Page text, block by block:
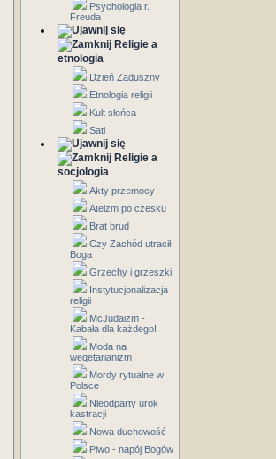
Psychologia r.
Freuda
Religie a
etnologia
Dzień Zaduszny
Etnologia religii
Kult słońca
Sati
Religie a
socjologia
Akty przemocy
Ateizm po czesku
Brat brud
Czy Zachód utracił
Boga
Grzechy i grzeszki
Instytucjonalizacja
religii
McJudaizm -
Kabała dla każdego!
Moda na
wegetarianizm
Mordy rytualne w
Polsce
Nieodparty urok
kastracji
Nowa duchowość
Piwo - napój Bogów